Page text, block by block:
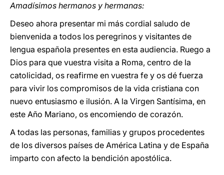
Amadísimos hermanos y hermanas:
Deseo ahora presentar mi más cordial saludo de
bienvenida a todos los peregrinos y visitantes de
lengua española presentes en esta audiencia. Ruego a
Dios para que vuestra visita a Roma, centro de la
catolicidad, os reafirme en vuestra fe y os dé fuerza
para vivir los compromisos de la vida cristiana con
nuevo entusiasmo e ilusión. A la Virgen Santísima, en
este Año Mariano, os encomiendo de corazón.
A todas las personas, familias y grupos procedentes
de los diversos países de América Latina y de España
imparto con afecto la bendición apostólica.